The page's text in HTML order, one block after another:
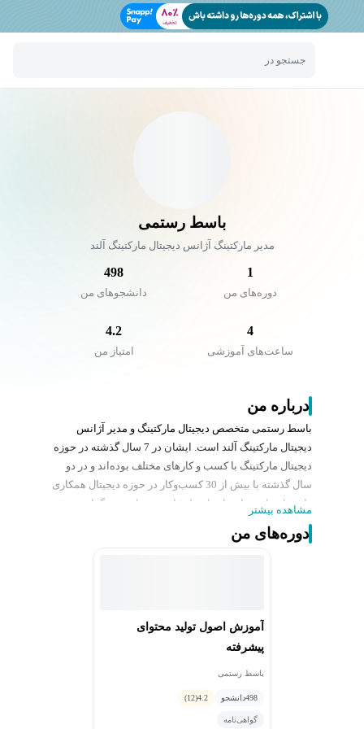
جستجو در
باسط رستمی
مدیر مارکتینگ آژانس دیجیتال مارکتینگ آلند
1
دوره‌های من
498
دانشجو‌های من
4
ساعت‌های آموزشی
4.2
امتیاز من
درباره من
باسط رستمی متخصص دیجیتال مارکتینگ و مدیر آژانس
دیجیتال مارکتینگ آلند است. ایشان در 7 سال گذشته در حوزه
دیجیتال مارکتینگ با کسب و کارهای مختلف بوده‌اند و در دو
سال گذشته با بیش از 30 کسب‌وکار در حوزه دیجیتال همکاری
داشته‌اند. از سوابق اجرایی ایشان می‌توان به برگزاری بیش
بیش از 250 هزار نفر ساعت آموزش وبیناری تاکنون برای
مشاهده بیشتر
دوره‌های من
آموزش اصول تولید محتوای
پیشرفته
باسط رستمی
498دانشجو 4.2
(12)
گواهی‌نامه